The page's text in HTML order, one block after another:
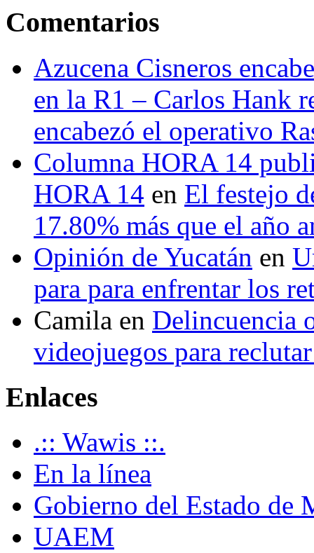
Comentarios
Azucena Cisneros
en la R1 – Carlos Hank
encabezó el operativo
Columna HORA 14
HORA 14 en El festejo
17.80% más que el año
Opinión de Yucatán en
para para enfrentar los
Camila en Delincuencia
videojuegos para
Enlaces
.:: Wawis ::.
En la línea
Gobierno del Estado de
UAEM